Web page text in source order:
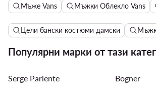
Мъже Vans Мъжки Облекло Vans
Цели бански костюми дамски
Популярни марки от тази
Serge Pariente Bogner